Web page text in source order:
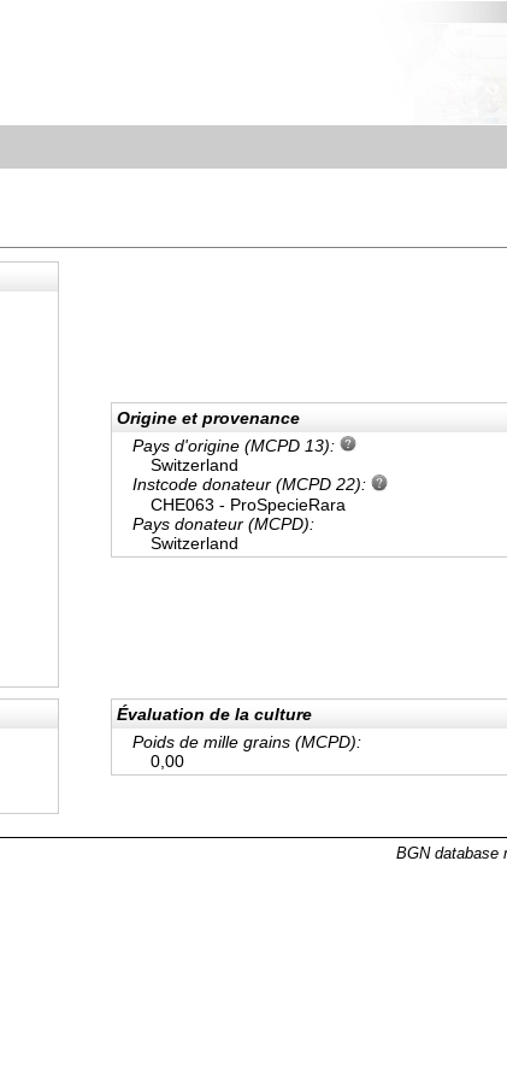
Origine et provenance
Pays d'origine (MCPD 13):
Switzerland
Instcode donateur (MCPD 22):
CHE063 - ProSpecieRara
Pays donateur (MCPD):
Switzerland
Évaluation de la culture
Poids de mille grains (MCPD):
0,00
BGN database